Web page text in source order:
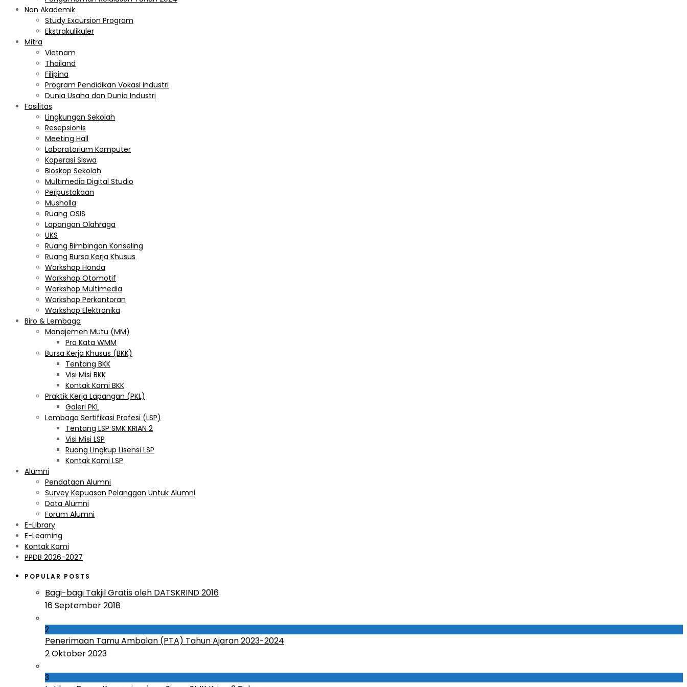
Non Akademik
Study Excursion Program
Ekstrakulikuler
Mitra
Vietnam
Thailand
Filipina
Program Pendidikan Vokasi Industri
Dunia Usaha dan Dunia Industri
Fasilitas
Lingkungan Sekolah
Resepsionis
Meeting Hall
Laboratorium Komputer
Koperasi Siswa
Bioskop Sekolah
Multimedia Digital Studio
Perpustakaan
Musholla
Ruang OSIS
Lapangan Olahraga
UKS
Ruang Bimbingan Konseling
Ruang Bursa Kerja Khusus
Workshop Honda
Workshop Otomotif
Workshop Multimedia
Workshop Perkantoran
Workshop Elektronika
Biro & Lembaga
Manajemen Mutu (MM)
Pra Kata WMM
Bursa Kerja Khusus (BKK)
Tentang BKK
Visi Misi BKK
Kontak Kami BKK
Praktik Kerja Lapangan (PKL)
Galeri PKL
Lembaga Sertifikasi Profesi (LSP)
Tentang LSP SMK KRIAN 2
Visi Misi LSP
Ruang Lingkup Lisensi LSP
Kontak Kami LSP
Alumni
Pendataan Alumni
Survey Kepuasan Pelanggan Untuk Alumni
Data Alumni
Forum Alumni
E-Library
E-Learning
Kontak Kami
PPDB 2026-2027
POPULAR POSTS
Bagi-bagi Takjil Gratis oleh DATSKRIND 2016
16 September 2018
2
Penerimaan Tamu Ambalan (PTA) Tahun Ajaran 2023-2024
2 Oktober 2023
3